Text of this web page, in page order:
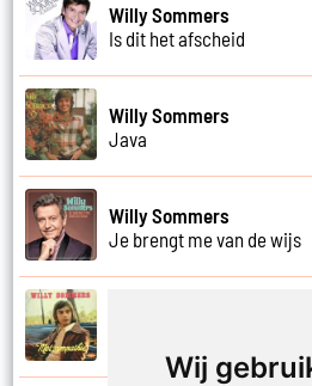
Wij
Willy Sommers
Is dit het afscheid
Willy Sommers
Java
Willy Sommers
Je brengt me van de wijs